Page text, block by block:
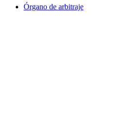
Órgano de arbitraje